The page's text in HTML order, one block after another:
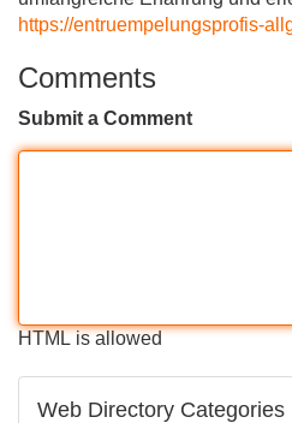
https://entruempelungsprofis-
Comments
Submit a Comment
HTML is allowed
Web Directory Categories